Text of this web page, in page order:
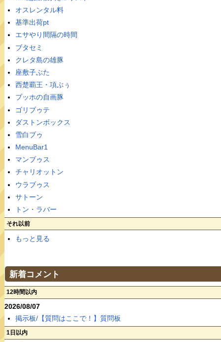
オスレンタル料
基準出荷pt
エサやり間隔の時間
ブタセミ
クレタ島の雄豚
座敷子ぶた
西楚覇王・項ぶぅ
ブッホの自画豚
ゴリブゥテ
ダストンボックス
雪白ブゥ
MenuBar1
マンブゥス
チャリオットン
ウラブゥス
サトーン
トン・ラバー
それ以前
もっと見る
新着コメント
12時間以内
2026/08/07
掲示板/【質問はここで！】質問板
1日以内